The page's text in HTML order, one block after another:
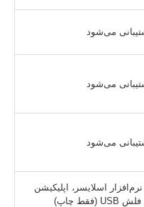
می‌شود
می‌شود
می‌شود
نرم‌افزار اسلایسر، اپلیکیشن